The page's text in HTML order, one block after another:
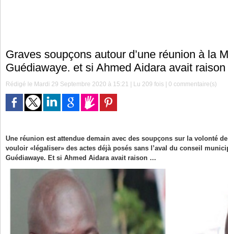
Graves soupçons autour d’une réunion à la
Guédiawaye. et si Ahmed Aidara avait raison
Rédigé le Mardi 29 Septembre 2020 à 15:21 | Lu 209 fois |0 commentaire(s)
Une réunion est attendue demain avec des soupçons sur la volonté
vouloir «légaliser» des actes déjà posés sans l’aval du conseil
Guédiawaye. Et si Ahmed Aidara avait raison …